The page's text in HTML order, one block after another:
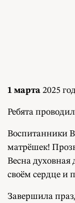
1 марта 2025
Ребята
Воспитанники
матрёшек!
Весна духовная
своём сердце и
Завершила